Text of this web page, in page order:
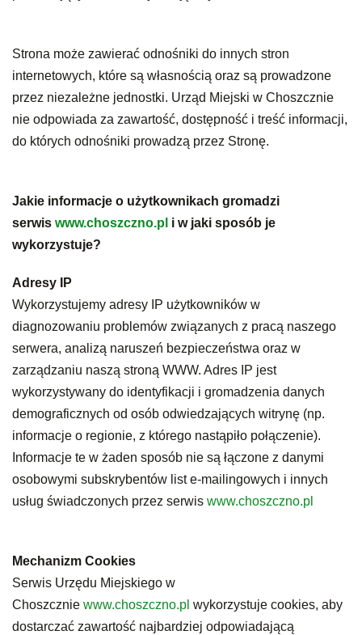
Strona może zawierać odnośniki do innych stron
internetowych, które są własnością oraz są prowadzone
przez niezależne jednostki. Urząd Miejski w Choszcznie
nie odpowiada za zawartość, dostępność i treść informacji,
do których odnośniki prowadzą przez Stronę.
Jakie informacje o użytkownikach gromadzi
serwis www.choszczno.pl i w jaki sposób je
wykorzystuje?
Adresy IP
Wykorzystujemy adresy IP użytkowników w
diagnozowaniu problemów związanych z pracą naszego
serwera, analizą naruszeń bezpieczeństwa oraz w
zarządzaniu naszą stroną WWW. Adres IP jest
wykorzystywany do identyfikacji i gromadzenia danych
demograficznych od osób odwiedzających witrynę (np.
informacje o regionie, z którego nastąpiło połączenie).
Informacje te w żaden sposób nie są łączone z danymi
osobowymi subskrybentów list e-mailingowych i innych
usług świadczonych przez serwis www.choszczno.pl
Mechanizm Cookies
Serwis Urzędu Miejskiego w
Choszcznie www.choszczno.pl wykorzystuje cookies, aby
dostarczać zawartość najbardziej odpowiadającą